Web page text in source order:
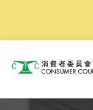
消费者委员会